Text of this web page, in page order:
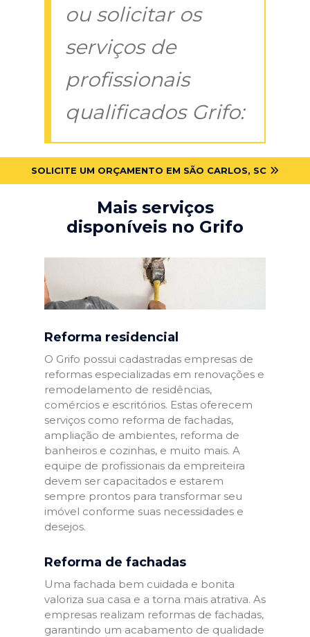
ou solicitar os
serviços de
profissionais
qualificados Grifo:
SOLICITE UM ORÇAMENTO EM SÃO CARLOS, SC
Mais serviços
disponíveis no Grifo
Reforma residencial
O Grifo possui cadastradas empresas de
reformas especializadas em renovações e
remodelamento de residências,
comércios e escritórios. Estas oferecem
serviços como reforma de fachadas,
ampliação de ambientes, reforma de
banheiros e cozinhas, e muito mais. A
equipe de profissionais da empreiteira
devem ser capacitados e estarem
sempre prontos para transformar seu
imóvel conforme suas necessidades e
desejos.
Reforma de fachadas
Uma fachada bem cuidada e bonita
valoriza sua casa e a torna mais atrativa. As
empresas realizam reformas de fachadas,
garantindo um acabamento de qualidade